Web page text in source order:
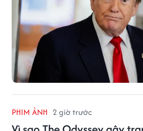
PHIM ẢNH 2 giờ trước